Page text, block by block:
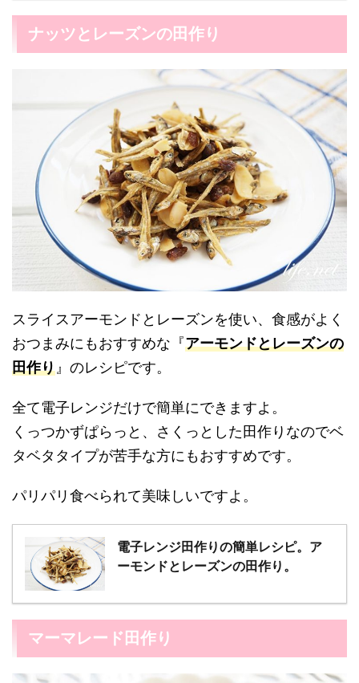
ナッツとレーズンの田作り
スライスアーモンドとレーズンを使い、食感がよく
おつまみにもおすすめな『アーモンドとレーズンの
田作り』のレシピです。
全て電子レンジだけで簡単にできますよ。
くっつかずぱらっと、さくっとした田作りなのでベ
タベタタイプが苦手な方にもおすすめです。
パリパリ食べられて美味しいですよ。
電子レンジ田作りの簡単レシピ。ア
ーモンドとレーズンの田作り。
マーマレード田作り